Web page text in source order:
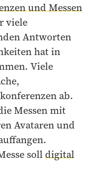
und Messen
viele
Antworten
hat in
Viele
ab.
Messen mit
Avataren und
solldigital